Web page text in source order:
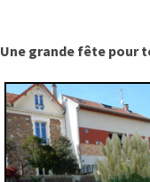
Une grande fête pour